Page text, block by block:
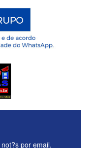
por email.